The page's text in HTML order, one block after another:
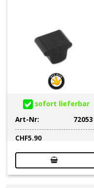
sofort lieferbar
Art-Nr:
CHF5.90